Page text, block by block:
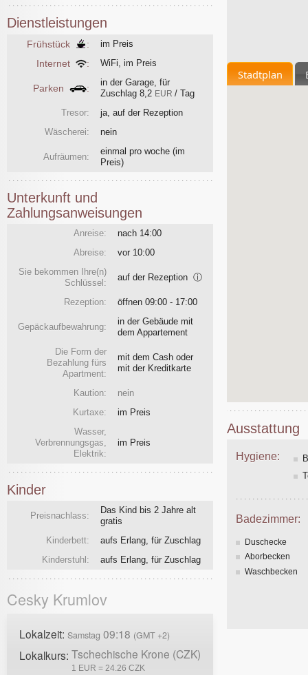
Stadtplan
Ausstattung
Hygiene:
Badezimmer:
Duschecke
Aborbecken
Waschbecken
Dienstleistungen
Frühstück : im Preis
Internet : WiFi, im Preis
Parken :
in der Garage, für
Zuschlag 8,2 EUR / Tag
Tresor:
ja, auf der Rezeption
Wäscherei:
nein
Aufräumen:
einmal pro woche (im
Preis)
Unterkunft und
Zahlungsanweisungen
Anreise:
nach 14:00
Abreise:
vor 10:00
Sie bekommen Ihre(n)
Schlüssel:
auf der Rezeption ⓘ
Rezeption: öffnen 09:00 - 17:00
Gepäckaufbewahrung:
in der Gebäude mit
dem Appartement
Die Form der
Bezahlung fürs
Apartment:
mit dem Cash oder
mit der Kreditkarte
Kaution:
nein
Kurtaxe:
im Preis
Wasser,
Verbrennungsgas,
Elektrik:
im Preis
Kinder
Preisnachlass:
Das Kind bis 2 Jahre alt
gratis
Kinderbett:
aufs Erlang, für Zuschlag
Kinderstuhl:
aufs Erlang, für Zuschlag
Cesky Krumlov
Lokalzeit: Samstag 09:18 (GMT +2)
Lokalkurs: Tschechische Krone (CZK)
1 EUR = 24.26 CZK